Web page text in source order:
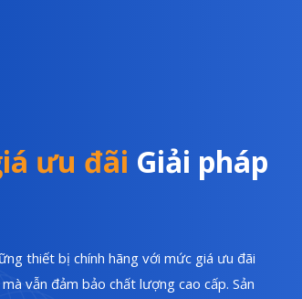
ưu đãi Giải pháp
thiết bị chính hãng với mức giá ưu đãi
vẫn đảm bảo chất lượng cao cấp. Sản